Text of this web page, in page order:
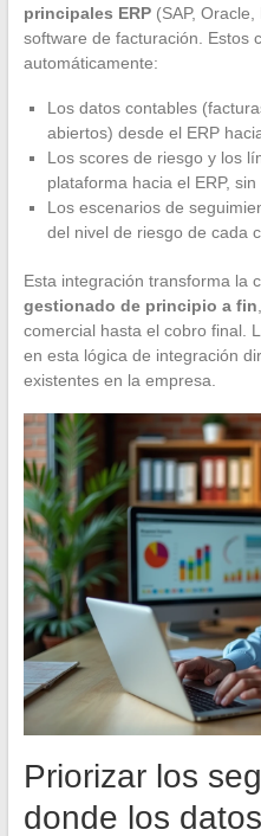
principales ERP(SAP, Oracle,
software de facturación. Estos
automáticamente:
Los datos contables
abiertos) desde el ERP
Los scores de riesgo y los
plataforma hacia el ERP,
Los escenarios de
del nivel de riesgo de cada
Esta integración transforma la
gestionado de principio a fin
comercial hasta el cobro final.
en esta lógica de integración
existentes en la empresa.
Priorizar los
donde los